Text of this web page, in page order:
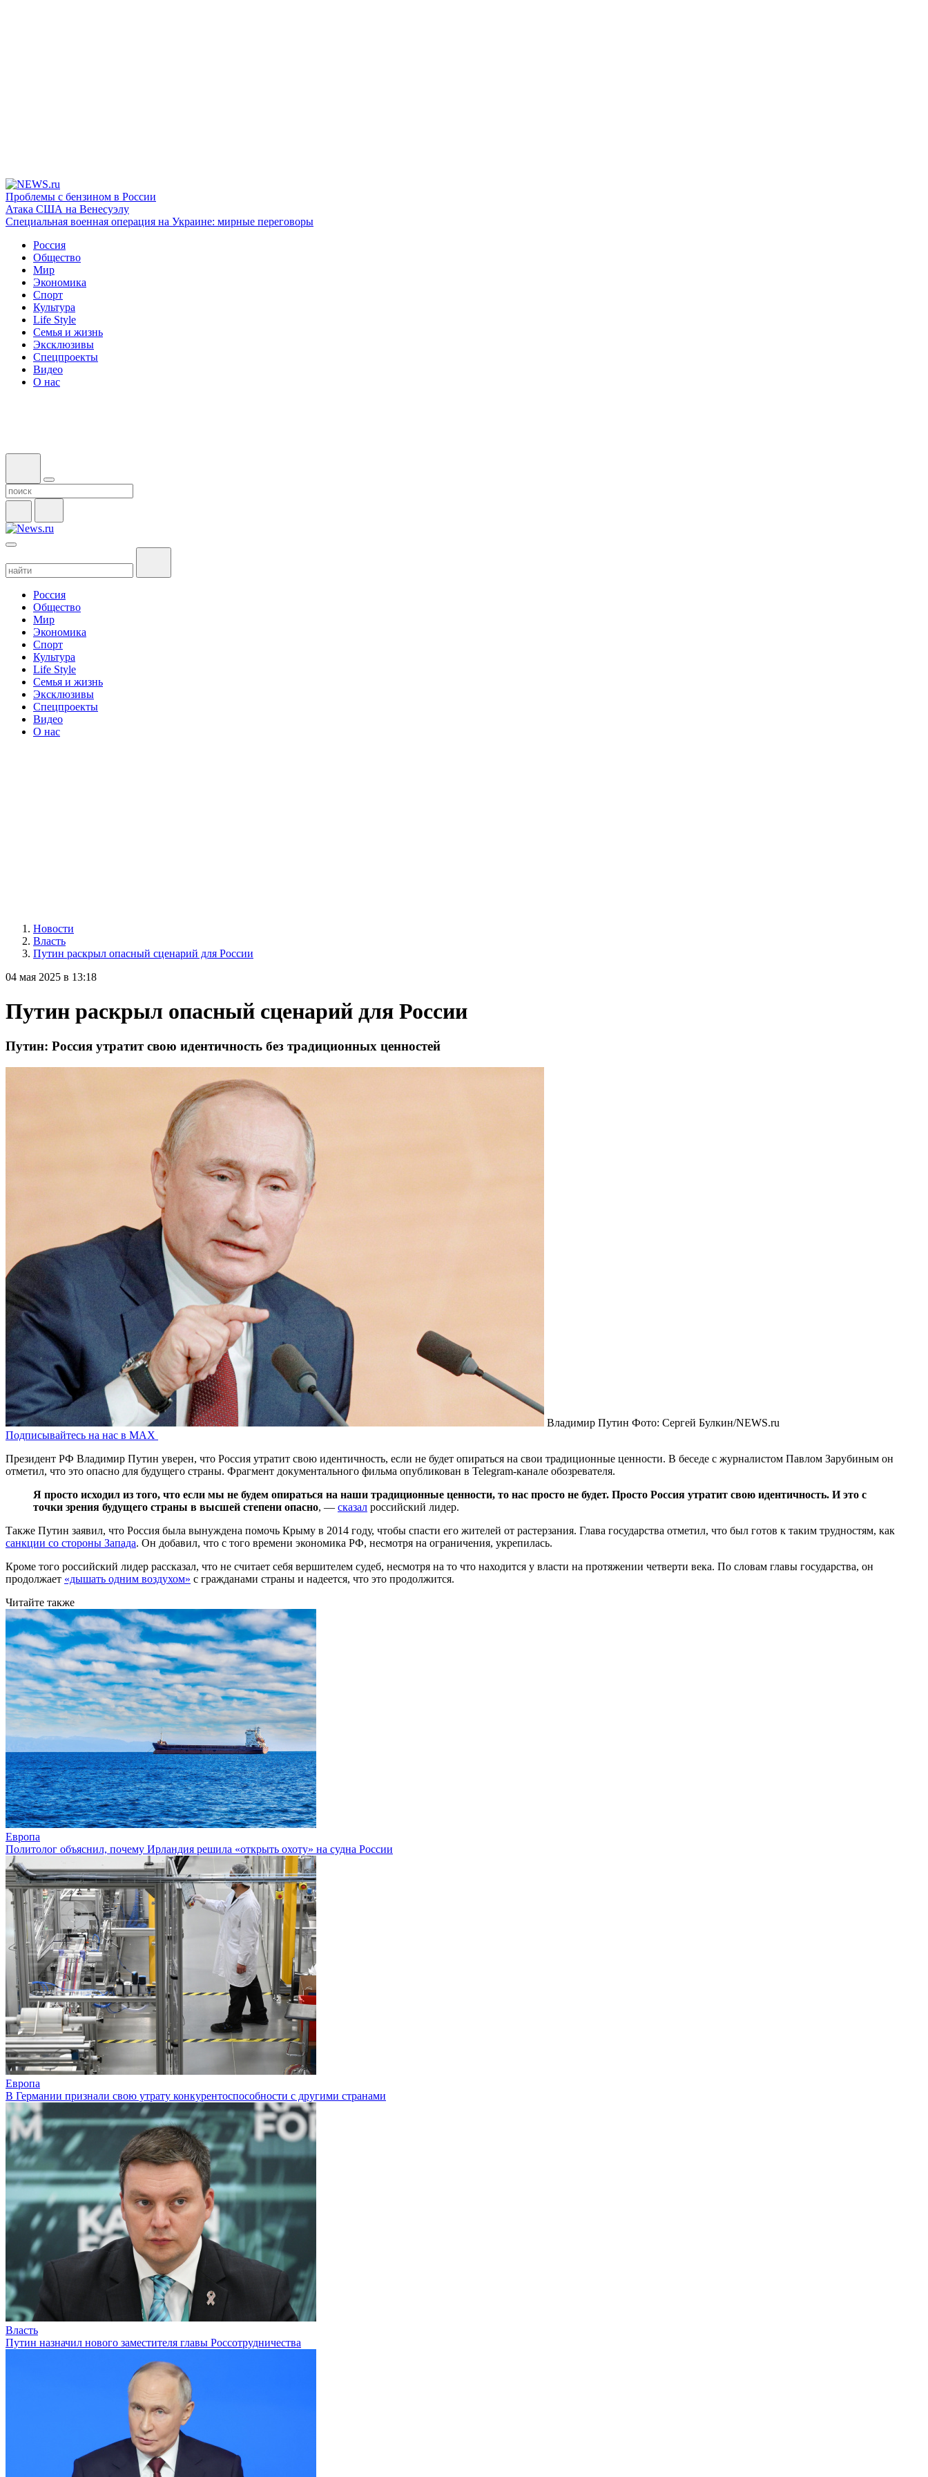
Проблемы с бензином в России
Атака США на Венесуэлу
Специальная военная операция на Украине: мирные переговоры
Россия
Общество
Мир
Экономика
Спорт
Культура
Life Style
Семья и жизнь
Эксклюзивы
Спецпроекты
Видео
О нас
Россия
Общество
Мир
Экономика
Спорт
Культура
Life Style
Семья и жизнь
Эксклюзивы
Спецпроекты
Видео
О нас
Новости
Власть
Путин раскрыл опасный сценарий для России
04 мая 2025 в 13:18
Путин раскрыл опасный сценарий для России
Путин: Россия утратит свою идентичность без традиционных ценностей
Владимир Путин Фото: Сергей Булкин/NEWS.ru
Подписывайтесь на нас в MAX
Президент РФ Владимир Путин уверен, что Россия утратит свою идентичность, если не будет опираться на свои традиционные ценности. В беседе с журналистом Павлом Зарубиным он
отметил, что это опасно для будущего страны. Фрагмент документального фильма опубликован в Telegram-канале обозревателя.
Я просто исходил из того, что если мы не будем опираться на наши традиционные ценности, то нас просто не будет. Просто Россия утратит свою идентичность. И это с
точки зрения будущего страны в высшей степени опасно, — сказал российский лидер.
Также Путин заявил, что Россия была вынуждена помочь Крыму в 2014 году, чтобы спасти его жителей от растерзания. Глава государства отметил, что был готов к таким трудностям, как
санкции со стороны Запада. Он добавил, что с того времени экономика РФ, несмотря на ограничения, укрепилась.
Кроме того российский лидер рассказал, что не считает себя вершителем судеб, несмотря на то что находится у власти на протяжении четверти века. По словам главы государства, он
продолжает «дышать одним воздухом» с гражданами страны и надеется, что это продолжится.
Читайте также
Европа
Политолог объяснил, почему Ирландия решила «открыть охоту» на судна России
Европа
В Германии признали свою утрату конкурентоспособности с другими странами
Власть
Путин назначил нового заместителя главы Россотрудничества